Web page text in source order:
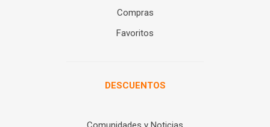
Compras
Favoritos
DESCUENTOS